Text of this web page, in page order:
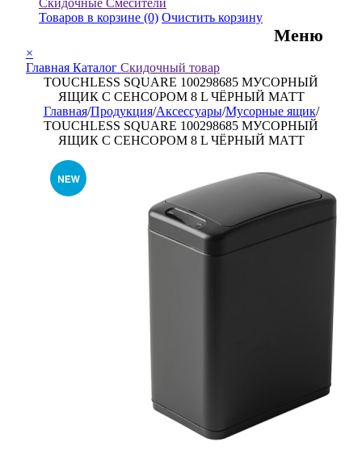
Скидочные Смесители
Товаров в корзине (0) Очистить корзину
Меню
×
Главная Каталог Скидочный товар
TOUCHLESS SQUARE 100298685 МУСОРНЫЙ
ЯЩИК С СЕНСОРОМ 8 L ЧЁРНЫЙ МАТТ
Главная/Продукция/Аксессуары/Мусорные ящик/
TOUCHLESS SQUARE 100298685 МУСОРНЫЙ
ЯЩИК С СЕНСОРОМ 8 L ЧЁРНЫЙ МАТТ